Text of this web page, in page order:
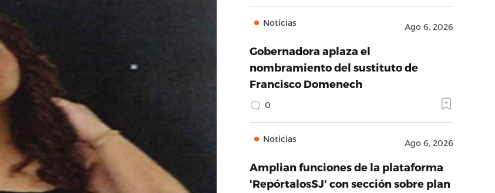
Noticias Ago 6, 2026
Gobernadora aplaza el
nombramiento del sustituto de
Francisco Domenech
0
Noticias Ago 6, 2026
Amplian funciones de la plataforma
'RepórtalosSJ' con sección sobre plan